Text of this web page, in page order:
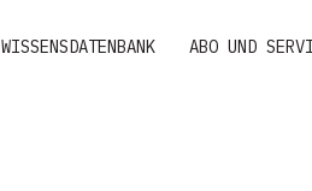
WISSENSDATENBANK ABO UND